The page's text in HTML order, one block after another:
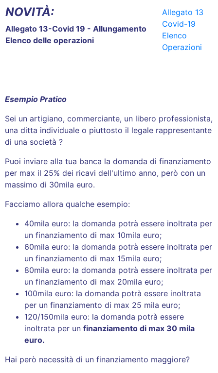
NOVITÀ:
Allegato 13-Covid 19 - Allungamento
Elenco delle operazioni
Allegato 13
Covid-19
Elenco
Operazioni
Esempio Pratico
Sei un artigiano, commerciante, un libero professionista,
una ditta individuale o piuttosto il legale rappresentante
di una società ?
Puoi inviare alla tua banca la domanda di finanziamento
per max il 25% dei ricavi dell'ultimo anno, però con un
massimo di 30mila euro.
Facciamo allora qualche esempio:
40mila euro: la domanda potrà essere inoltrata per
un finanziamento di max 10mila euro;
60mila euro: la domanda potrà essere inoltrata per
un finanziamento di max 15mila euro;
80mila euro: la domanda potrà essere inoltrata per
un finanziamento di max 20mila euro;
100mila euro: la domanda potrà essere inoltrata
per un finanziamento di max 25 mila euro;
120/150mila euro: la domanda potrà essere
inoltrata per un finanziamento di max 30 mila
euro.
Hai però necessità di un finanziamento maggiore?